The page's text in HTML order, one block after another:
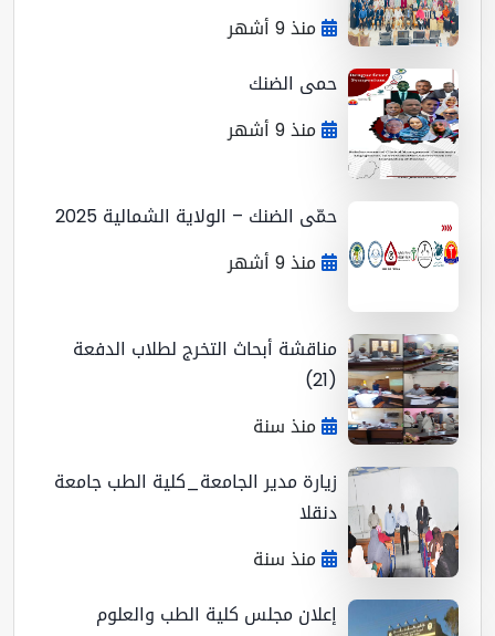
منذ 9 أشهر
حمى الضنك
منذ 9 أشهر
حمّى الضنك – الولاية الشمالية 2025
منذ 9 أشهر
مناقشة أبحاث التخرج لطلاب الدفعة
(21)
منذ سنة
زيارة مدير الجامعة_كلية الطب جامعة
دنقلا
منذ سنة
إعلان مجلس كلية الطب والعلوم